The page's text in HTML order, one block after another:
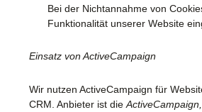
Bei der Nichtannahme von
Funktionalität unserer Website
Einsatz von ActiveCampaign
Wir nutzen ActiveCampaign für
CRM. Anbieter ist die